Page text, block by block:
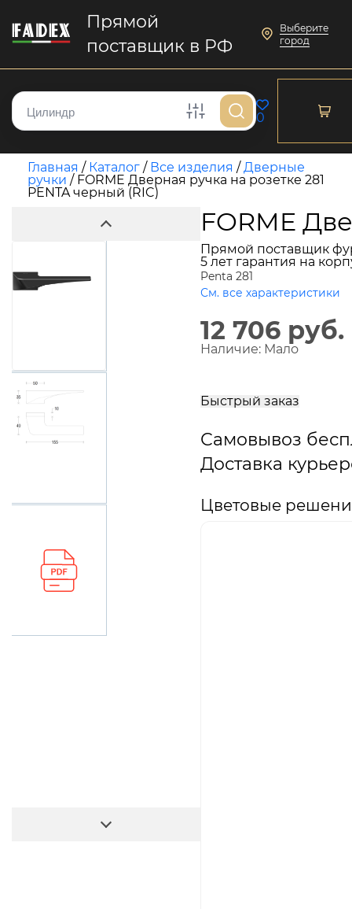
Прямой
поставщик в РФ
Выберите
город
0
Главная / Каталог / Все изделия /Дверные
ручки / FORME Дверная ручка на розетке 281
PENTA черный (RIC)
FORME
Прямой поставщик
5 лет гарантия на
Penta 281
См. все характеристики
12 706 руб.
Наличие: Мало
Быстрый заказ
Самовывоз
Доставка
Цветовые